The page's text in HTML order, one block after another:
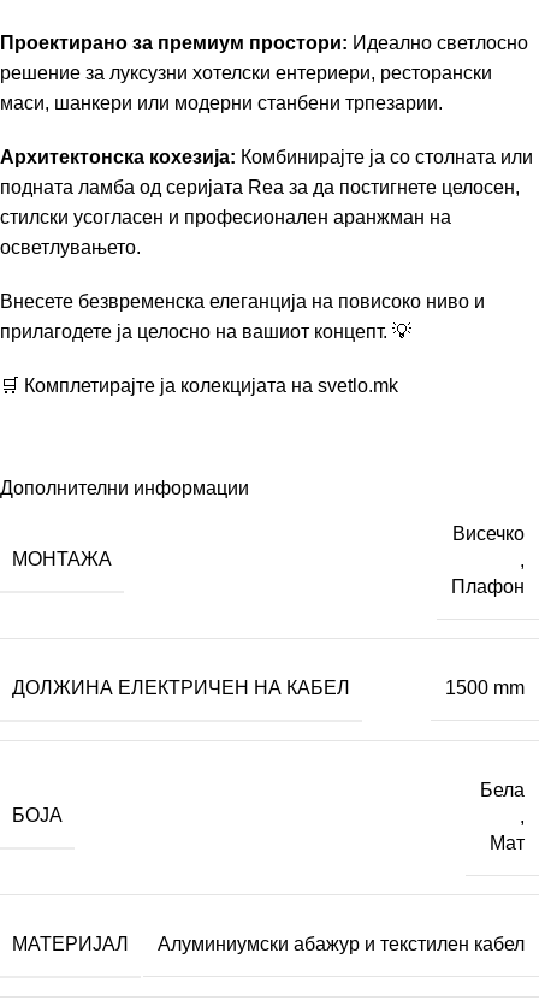
Проектирано за премиум простори: Идеално светлосно
решение за луксузни хотелски ентериери, ресторански
маси, шанкери или модерни станбени трпезарии.
Архитектонска кохезија: Комбинирајте ја со столната или
подната ламба од серијата Rea за да постигнете целосен,
стилски усогласен и професионален аранжман на
осветлувањето.
Внесете безвременска елеганција на повисоко ниво и
прилагодете ја целосно на вашиот концепт. 💡
🛒 Комплетирајте ја колекцијата на svetlo.mk
Дополнителни информации
МОНТАЖА
Висечко
,
Плафон
ДОЛЖИНА ЕЛЕКТРИЧЕН НА КАБЕЛ 1500 mm
БОЈА
Бела
,
Мат
МАТЕРИЈАЛ Алуминиумски абажур и текстилен кабел